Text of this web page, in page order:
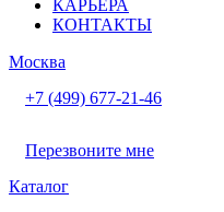
КАРЬЕРА
КОНТАКТЫ
Москва
+7 (499) 677-21-46
Перезвоните мне
Каталог